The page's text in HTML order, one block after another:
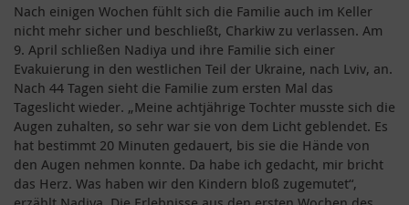
Nach einigen Wochen fühlt sich die Familie auch im Keller
nicht mehr sicher und beschließt, Charkiw zu verlassen. Am
9. April schließen Nadiya und ihre Familie sich einer
Evakuierung in den westlichen Teil der Ukraine, nach Lviv, an.
Nach 44 Tagen sieht die Familie zum ersten Mal das
Tageslicht wieder. „Meine achtjährige Tochter musste sich die
Augen zuhalten, so sehr war sie von dem Licht geblendet. Es
hat bestimmt 20 Minuten gedauert, bis sie die Hände von
den Augen nehmen konnte. Da habe ich gedacht, mir bricht
das Herz. Was haben wir den Kindern bloß zugemutet“,